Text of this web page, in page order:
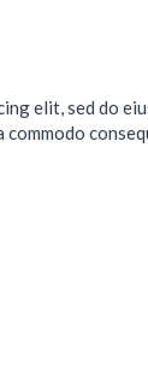
elit, sed do